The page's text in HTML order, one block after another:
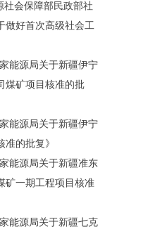
社会保障部民政部社
做好首次高级社会工
能源局关于新疆伊宁
煤矿项目核准的批
能源局关于新疆伊宁
的批复》
能源局关于新疆准东
矿一期工程项目核准
能源局关于新疆七克